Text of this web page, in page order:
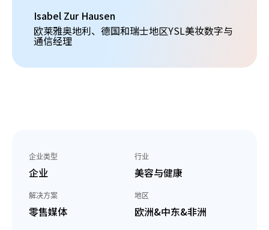
企业类型
企业
行业
美容与健康
解决方案
零售媒体
地区
欧洲&中东&非洲
Isabel Zur Hausen
欧莱雅奥地利、德国和瑞士地区YSL美妆数字与
通信经理